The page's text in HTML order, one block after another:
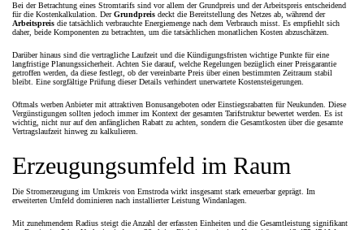
Bei der Betrachtung eines Stromtarifs sind vor allem der Grundpreis und der Arbeitspreis entscheidend
für die Kostenkalkulation. DerGrundpreis deckt die Bereitstellung des Netzes ab, während der
Arbeitspreis die tatsächlich verbrauchte Energiemenge nach dem Verbrauch misst. Es empfiehlt sich
daher, beide Komponenten zu betrachten, um die tatsächlichen monatlichen Kosten abzuschätzen.
Darüber hinaus sind die vertragliche Laufzeit und die Kündigungsfristen wichtige Punkte für eine
langfristige Planungssicherheit. Achten Sie darauf, welche Regelungen bezüglich einer Preisgarantie
getroffen werden, da diese festlegt, ob der vereinbarte Preis über einen bestimmten Zeitraum stabil
bleibt. Eine sorgfältige Prüfung dieser Details verhindert unerwartete Kostensteigerungen.
Oftmals werben Anbieter mit attraktiven Bonusangeboten oder Einstiegsrabatten für Neukunden. Diese
Vergünstigungen sollten jedoch immer im Kontext der gesamten Tarifstruktur bewertet werden. Es ist
wichtig, nicht nur auf den anfänglichen Rabatt zu achten, sondern die Gesamtkosten über die gesamte
Vertragslaufzeit hinweg zu kalkulieren.
Erzeugungsumfeld im Raum
Die Stromerzeugung im Umkreis von Ernstroda wirkt insgesamt stark erneuerbar geprägt. Im
erweiterten Umfeld dominieren nach installierter Leistung Windanlagen.
Mit zunehmendem Radius steigt die Anzahl der erfassten Einheiten und die Gesamtleistung signifikant